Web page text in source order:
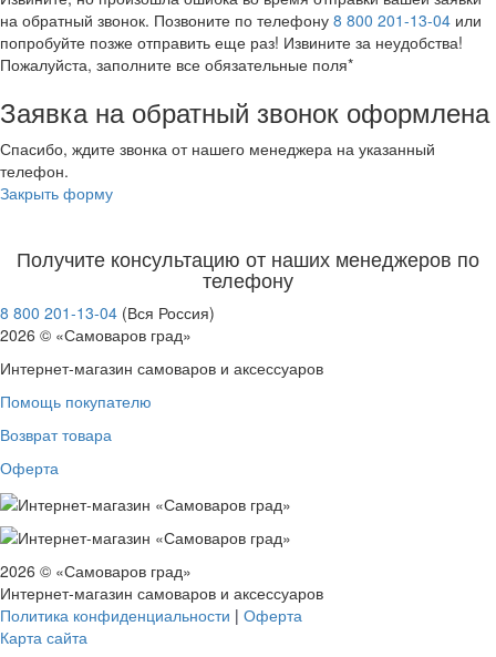
на обратный звонок. Позвоните по телефону 8 800 201-13-04 или
попробуйте позже отправить еще раз! Извините за неудобства!
Пожалуйста, заполните все обязательные поля*
Заявка на обратный звонок оформлена
Спасибо, ждите звонка от нашего менеджера на указанный
телефон.
Закрыть форму
Получите консультацию от наших менеджеров по
телефону
8 800 201-13-04 (Вся Россия)
2026 © «Самоваров град»
Интернет-магазин самоваров и аксессуаров
Помощь покупателю
Возврат товара
Оферта
2026 © «Самоваров град»
Интернет-магазин самоваров и аксессуаров
Политика конфиденциальности | Оферта
Карта сайта